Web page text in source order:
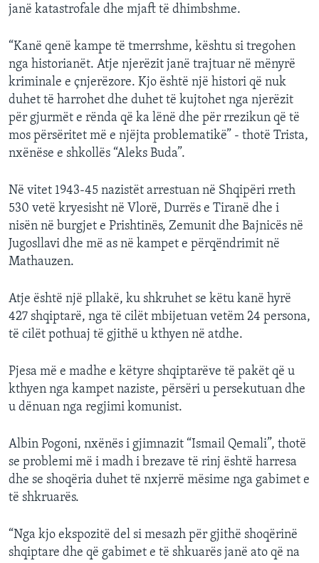
janë katastrofale dhe mjaft të dhimbshme.
“Kanë qenë kampe të tmerrshme, kështu si tregohen
nga historianët. Atje njerëzit janë trajtuar në mënyrë
kriminale e çnjerëzore. Kjo është një histori që nuk
duhet të harrohet dhe duhet të kujtohet nga njerëzit
për gjurmët e rënda që ka lënë dhe për rrezikun që të
mos përsëritet më e njëjta problematikë” - thotë Trista,
nxënëse e shkollës “Aleks Buda”.
Në vitet 1943-45 nazistët arrestuan në Shqipëri rreth
530 vetë kryesisht në Vlorë, Durrës e Tiranë dhe i
nisën në burgjet e Prishtinës, Zemunit dhe Bajnicës në
Jugosllavi dhe më as në kampet e përqëndrimit në
Mathauzen.
Atje është një pllakë, ku shkruhet se këtu kanë hyrë
427 shqiptarë, nga të cilët mbijetuan vetëm 24 persona,
të cilët pothuaj të gjithë u kthyen në atdhe.
Pjesa më e madhe e këtyre shqiptarëve të pakët që u
kthyen nga kampet naziste, përsëri u persekutuan dhe
u dënuan nga regjimi komunist.
Albin Pogoni, nxënës i gjimnazit “Ismail Qemali”, thotë
se problemi më i madh i brezave të rinj është harresa
dhe se shoqëria duhet të nxjerrë mësime nga gabimet e
të shkruarës.
“Nga kjo ekspozitë del si mesazh për gjithë shoqërinë
shqiptare dhe që gabimet e të shkuarës janë ato që na